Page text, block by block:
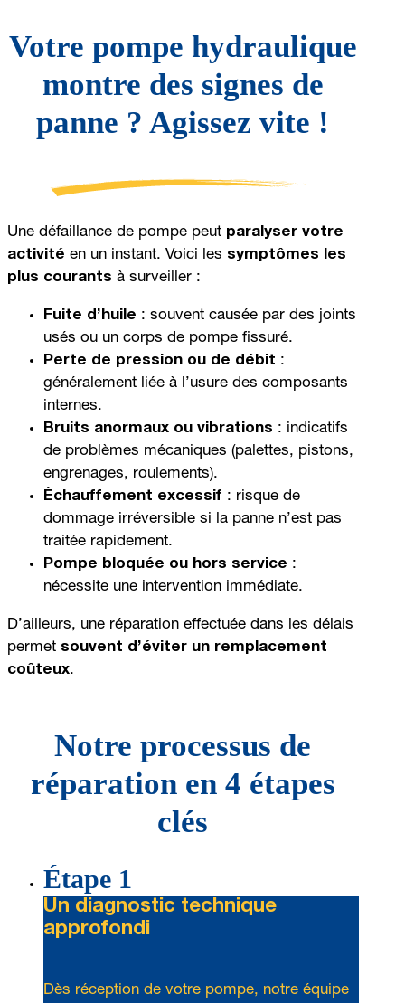
Votre pompe hydraulique
montre des signes de
panne ? Agissez vite !
Une défaillance de pompe peut paralyser votre
activité en un instant. Voici les symptômes les
plus courants à surveiller :
Fuite d’huile : souvent causée par des joints
usés ou un corps de pompe fissuré.
Perte de pression ou de débit :
généralement liée à l’usure des composants
internes.
Bruits anormaux ou vibrations : indicatifs
de problèmes mécaniques (palettes, pistons,
engrenages, roulements).
Échauffement excessif : risque de
dommage irréversible si la panne n’est pas
traitée rapidement.
Pompe bloquée ou hors service :
nécessite une intervention immédiate.
D’ailleurs, une réparation effectuée dans les délais
permet souvent d’éviter un remplacement
coûteux.
Notre processus de
réparation en 4 étapes
clés
Étape 1
Un diagnostic technique
approfondi
Dès réception de votre pompe, notre équipe